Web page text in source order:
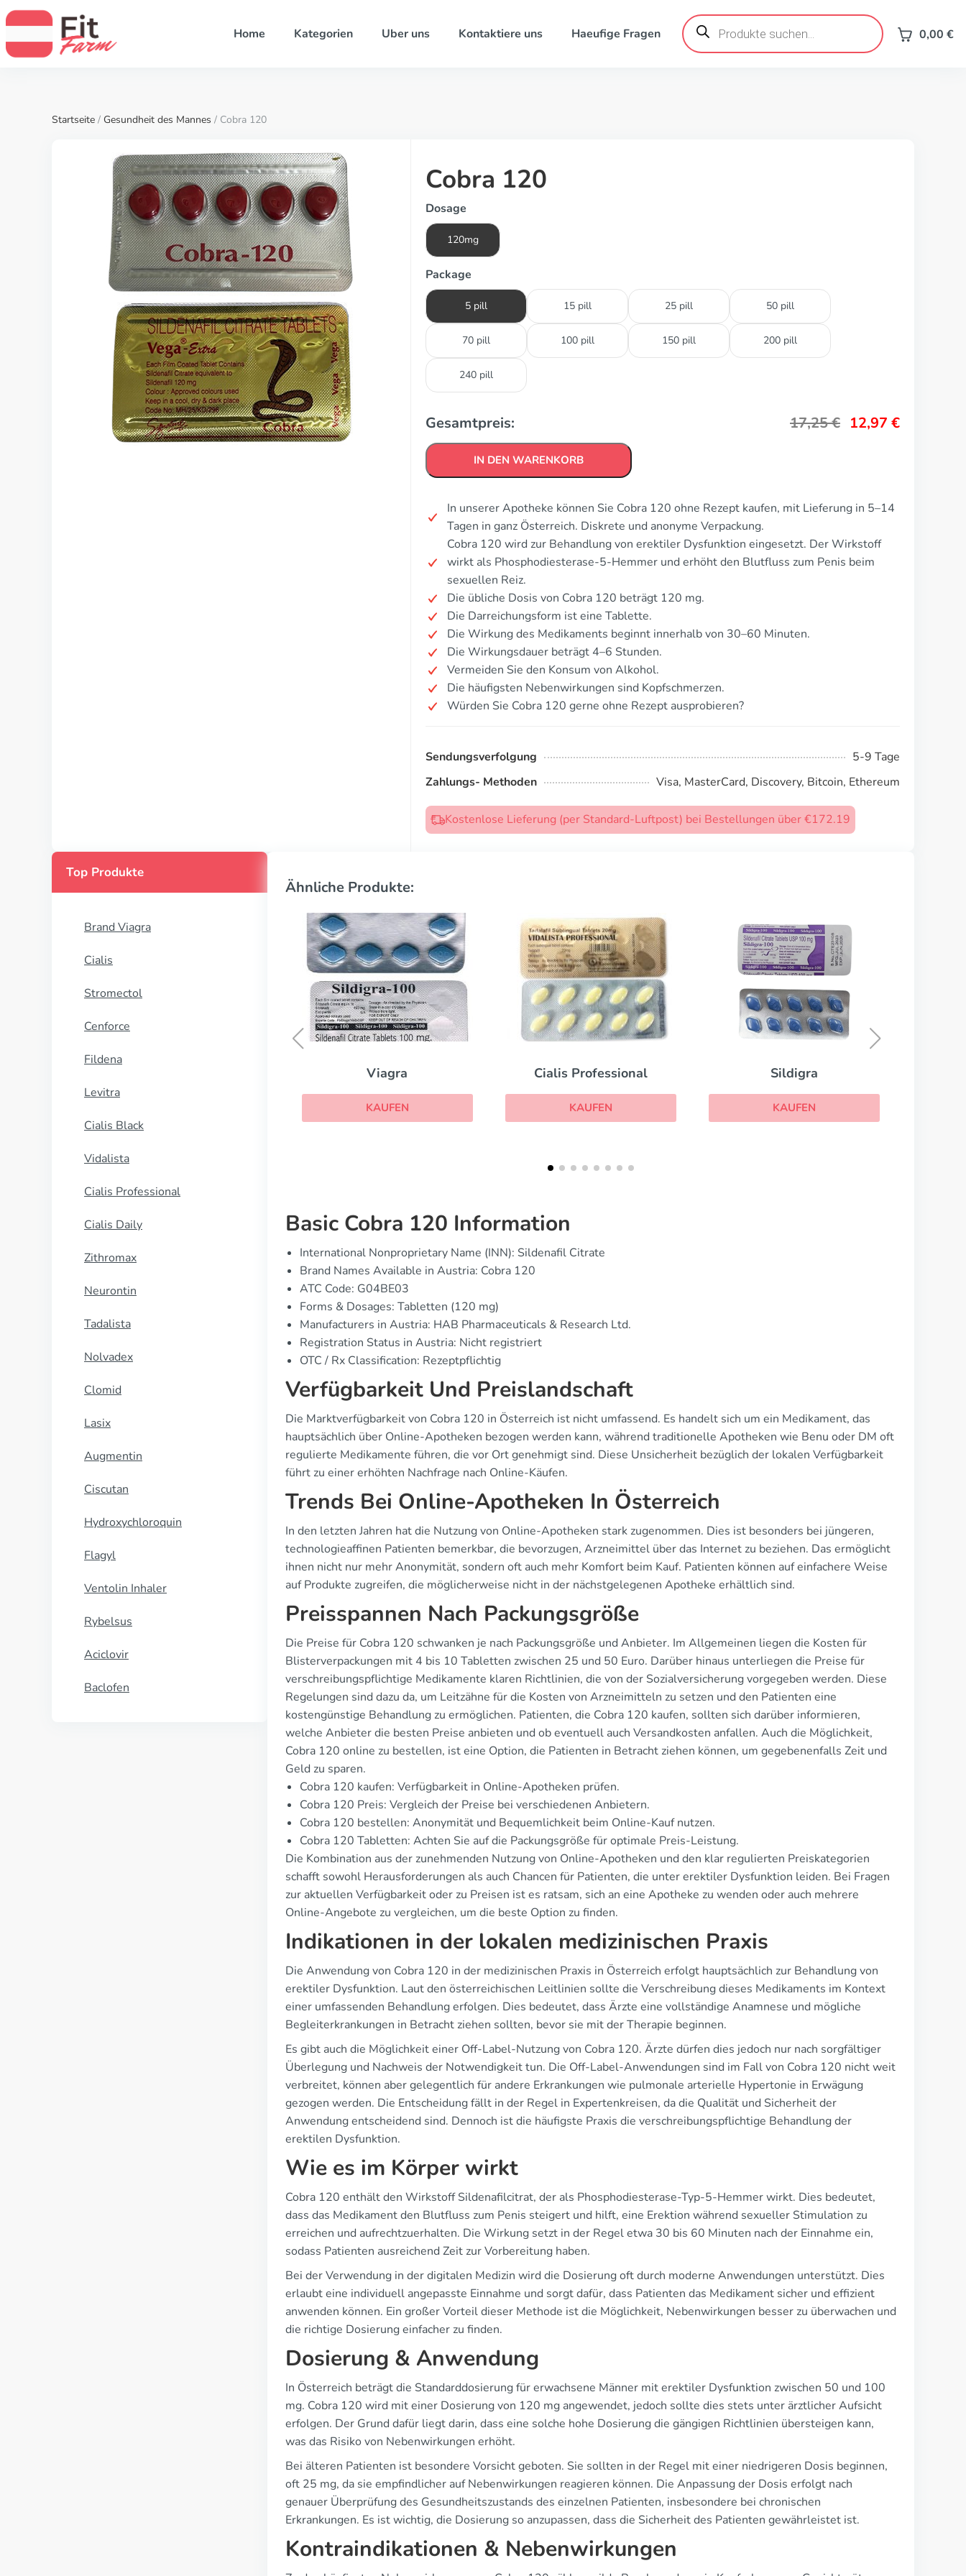
Home Kategorien Uber uns Kontaktiere uns Haeufige Fragen
Products
search 0,00 €
Startseite / Gesundheit des Mannes / Cobra 120
Cobra 120
Dosage
120mg
Package
5 pill 15 pill 25 pill 50 pill
70 pill 100 pill 150 pill 200 pill
240 pill
Gesamtpreis: 17,25€ 12,97 €
IN DEN WARENKORB
In unserer Apotheke können Sie Cobra 120 ohne Rezept kaufen, mit Lieferung in 5–14
Tagen in ganz Österreich. Diskrete und anonyme Verpackung.
Cobra 120 wird zur Behandlung von erektiler Dysfunktion eingesetzt. Der Wirkstoff
wirkt als Phosphodiesterase-5-Hemmer und erhöht den Blutfluss zum Penis beim
sexuellen Reiz.
Die übliche Dosis von Cobra 120 beträgt 120 mg.
Die Darreichungsform ist eine Tablette.
Die Wirkung des Medikaments beginnt innerhalb von 30–60 Minuten.
Die Wirkungsdauer beträgt 4–6 Stunden.
Vermeiden Sie den Konsum von Alkohol.
Die häufigsten Nebenwirkungen sind Kopfschmerzen.
Würden Sie Cobra 120 gerne ohne Rezept ausprobieren?
Sendungsverfolgung
5-9 Tage
Zahlungs- Methoden
Visa, MasterCard, Discovery, Bitcoin, Ethereum
Kostenlose Lieferung (per Standard-Luftpost) bei Bestellungen über €172.19
Top Produkte
Brand Viagra
Cialis
Stromectol
Cenforce
Fildena
Levitra
Cialis Black
Vidalista
Cialis Professional
Cialis Daily
Zithromax
Neurontin
Tadalista
Nolvadex
Clomid
Lasix
Augmentin
Ciscutan
Hydroxychloroquin
Flagyl
Ventolin Inhaler
Rybelsus
Aciclovir
Baclofen
Ähnliche Produkte:
Cialis Professional
KAUFEN
Sildigra
KAUFEN
Brand Cialis Bottled
KAUFEN
Basic Cobra 120 Information
International Nonproprietary Name (INN): Sildenafil Citrate
Brand Names Available in Austria: Cobra 120
ATC Code: G04BE03
Forms & Dosages: Tabletten (120 mg)
Manufacturers in Austria: HAB Pharmaceuticals & Research Ltd.
Registration Status in Austria: Nicht registriert
OTC / Rx Classification: Rezeptpflichtig
Verfügbarkeit Und Preislandschaft
Die Marktverfügbarkeit von Cobra 120 in Österreich ist nicht umfassend. Es handelt sich um ein Medikament, das
hauptsächlich über Online-Apotheken bezogen werden kann, während traditionelle Apotheken wie Benu oder DM oft
regulierte Medikamente führen, die vor Ort genehmigt sind. Diese Unsicherheit bezüglich der lokalen Verfügbarkeit
führt zu einer erhöhten Nachfrage nach Online-Käufen.
Trends Bei Online-Apotheken In Österreich
In den letzten Jahren hat die Nutzung von Online-Apotheken stark zugenommen. Dies ist besonders bei jüngeren,
technologieaffinen Patienten bemerkbar, die bevorzugen, Arzneimittel über das Internet zu beziehen. Das ermöglicht
ihnen nicht nur mehr Anonymität, sondern oft auch mehr Komfort beim Kauf. Patienten können auf einfachere Weise
auf Produkte zugreifen, die möglicherweise nicht in der nächstgelegenen Apotheke erhältlich sind.
Preisspannen Nach Packungsgröße
Die Preise für Cobra 120 schwanken je nach Packungsgröße und Anbieter. Im Allgemeinen liegen die Kosten für
Blisterverpackungen mit 4 bis 10 Tabletten zwischen 25 und 50 Euro. Darüber hinaus unterliegen die Preise für
verschreibungspflichtige Medikamente klaren Richtlinien, die von der Sozialversicherung vorgegeben werden. Diese
Regelungen sind dazu da, um Leitzähne für die Kosten von Arzneimitteln zu setzen und den Patienten eine
kostengünstige Behandlung zu ermöglichen. Patienten, die Cobra 120 kaufen, sollten sich darüber informieren,
welche Anbieter die besten Preise anbieten und ob eventuell auch Versandkosten anfallen. Auch die Möglichkeit,
Cobra 120 online zu bestellen, ist eine Option, die Patienten in Betracht ziehen können, um gegebenenfalls Zeit und
Geld zu sparen.
Cobra 120 kaufen: Verfügbarkeit in Online-Apotheken prüfen.
Cobra 120 Preis: Vergleich der Preise bei verschiedenen Anbietern.
Cobra 120 bestellen: Anonymität und Bequemlichkeit beim Online-Kauf nutzen.
Cobra 120 Tabletten: Achten Sie auf die Packungsgröße für optimale Preis-Leistung.
Die Kombination aus der zunehmenden Nutzung von Online-Apotheken und den klar regulierten Preiskategorien
schafft sowohl Herausforderungen als auch Chancen für Patienten, die unter erektiler Dysfunktion leiden. Bei Fragen
zur aktuellen Verfügbarkeit oder zu Preisen ist es ratsam, sich an eine Apotheke zu wenden oder auch mehrere
Online-Angebote zu vergleichen, um die beste Option zu finden.
Indikationen in der lokalen medizinischen Praxis
Die Anwendung von Cobra 120 in der medizinischen Praxis in Österreich erfolgt hauptsächlich zur Behandlung von
erektiler Dysfunktion. Laut den österreichischen Leitlinien sollte die Verschreibung dieses Medikaments im Kontext
einer umfassenden Behandlung erfolgen. Dies bedeutet, dass Ärzte eine vollständige Anamnese und mögliche
Begleiterkrankungen in Betracht ziehen sollten, bevor sie mit der Therapie beginnen.
Es gibt auch die Möglichkeit einer Off-Label-Nutzung von Cobra 120. Ärzte dürfen dies jedoch nur nach sorgfältiger
Überlegung und Nachweis der Notwendigkeit tun. Die Off-Label-Anwendungen sind im Fall von Cobra 120 nicht weit
verbreitet, können aber gelegentlich für andere Erkrankungen wie pulmonale arterielle Hypertonie in Erwägung
gezogen werden. Die Entscheidung fällt in der Regel in Expertenkreisen, da die Qualität und Sicherheit der
Anwendung entscheidend sind. Dennoch ist die häufigste Praxis die verschreibungspflichtige Behandlung der
erektilen Dysfunktion.
Wie es im Körper wirkt
Cobra 120 enthält den Wirkstoff Sildenafilcitrat, der als Phosphodiesterase-Typ-5-Hemmer wirkt. Dies bedeutet,
dass das Medikament den Blutfluss zum Penis steigert und hilft, eine Erektion während sexueller Stimulation zu
erreichen und aufrechtzuerhalten. Die Wirkung setzt in der Regel etwa 30 bis 60 Minuten nach der Einnahme ein,
sodass Patienten ausreichend Zeit zur Vorbereitung haben.
Bei der Verwendung in der digitalen Medizin wird die Dosierung oft durch moderne Anwendungen unterstützt. Dies
erlaubt eine individuell angepasste Einnahme und sorgt dafür, dass Patienten das Medikament sicher und effizient
anwenden können. Ein großer Vorteil dieser Methode ist die Möglichkeit, Nebenwirkungen besser zu überwachen und
die richtige Dosierung einfacher zu finden.
Dosierung & Anwendung
In Österreich beträgt die Standarddosierung für erwachsene Männer mit erektiler Dysfunktion zwischen 50 und 100
mg. Cobra 120 wird mit einer Dosierung von 120 mg angewendet, jedoch sollte dies stets unter ärztlicher Aufsicht
erfolgen. Der Grund dafür liegt darin, dass eine solche hohe Dosierung die gängigen Richtlinien übersteigen kann,
was das Risiko von Nebenwirkungen erhöht.
Bei älteren Patienten ist besondere Vorsicht geboten. Sie sollten in der Regel mit einer niedrigeren Dosis beginnen,
oft 25 mg, da sie empfindlicher auf Nebenwirkungen reagieren können. Die Anpassung der Dosis erfolgt nach
genauer Überprüfung des Gesundheitszustands des einzelnen Patienten, insbesondere bei chronischen
Erkrankungen. Es ist wichtig, die Dosierung so anzupassen, dass die Sicherheit des Patienten gewährleistet ist.
Kontraindikationen & Nebenwirkungen